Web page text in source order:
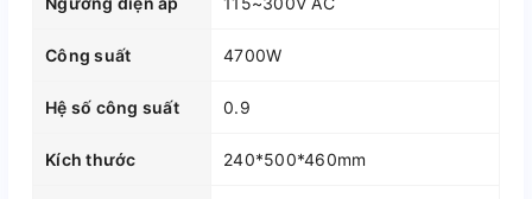
Công suất 4700W
Hệ số công suất 0.9
Kích thước 240*500*460mm